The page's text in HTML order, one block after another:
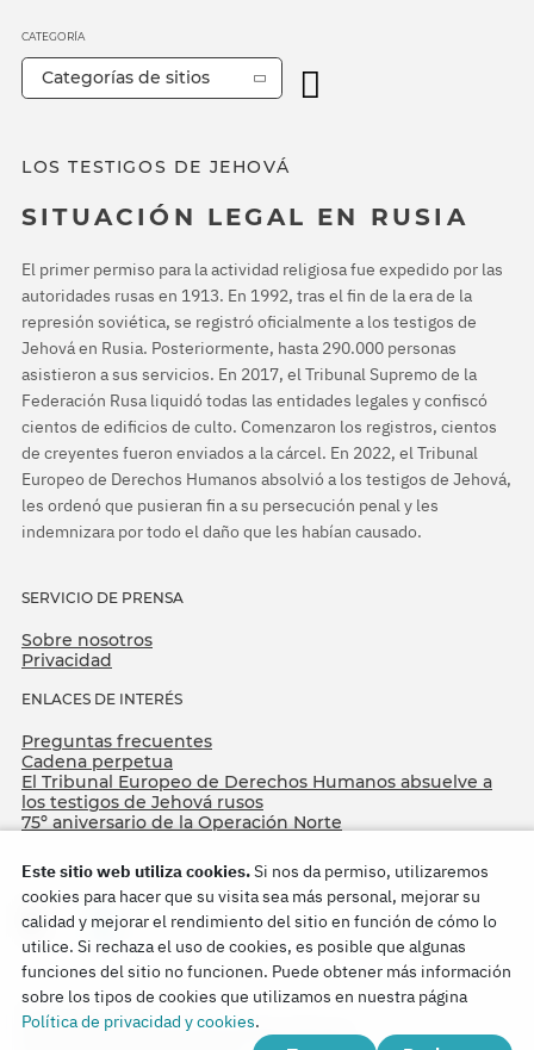
LOS TESTIGOS DE JEHOVÁ
SITUACIÓN LEGAL EN RUSIA
El primer permiso para la actividad religiosa fue expedido por las
autoridades rusas en 1913. En 1992, tras el fin de la era de la
represión soviética, se registró oficialmente a los testigos de
Jehová en Rusia. Posteriormente, hasta 290.000 personas
asistieron a sus servicios. En 2017, el Tribunal Supremo de la
Federación Rusa liquidó todas las entidades legales y confiscó
cientos de edificios de culto. Comenzaron los registros, cientos
de creyentes fueron enviados a la cárcel. En 2022, el Tribunal
Europeo de Derechos Humanos absolvió a los testigos de Jehová,
les ordenó que pusieran fin a su persecución penal y les
indemnizara por todo el daño que les habían causado.
SERVICIO DE PRENSA
Sobre nosotros
Privacidad
ENLACES DE INTERÉS
Preguntas frecuentes
Cadena perpetua
El Tribunal Europeo de Derechos Humanos absuelve a
los testigos de Jehová rusos
75º aniversario de la Operación Norte
CATEGORÍA
Categorías de sitios
Copyright © 2026
Watch Tower Bible and Tract Society of Korea.
Este sitio web utiliza cookies.Si nos da permiso, utilizaremos
cookies para hacer que su visita sea más personal, mejorar su
calidad y mejorar el rendimiento del sitio en función de cómo lo
utilice. Si rechaza el uso de cookies, es posible que algunas
funciones del sitio no funcionen. Puede obtener más información
sobre los tipos de cookies que utilizamos en nuestra página
Política de privacidad y cookies.